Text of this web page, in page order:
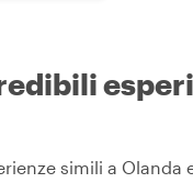
simili a Olanda